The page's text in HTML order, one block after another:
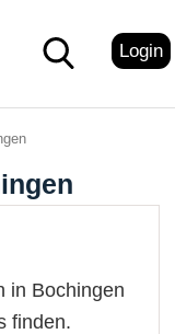
Login
in Bochingen
finden.